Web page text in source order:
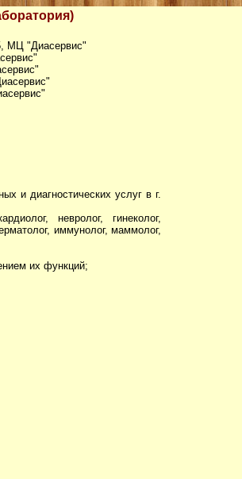
МЦ "Диасервис"
и диагностических услуг в г.
невролог, гинеколог,
иммунолог, маммолог,
их функций;